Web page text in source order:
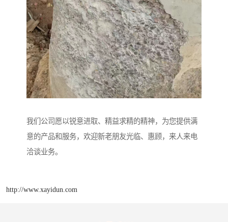
我们公司愿以锐意进取、精益求精的精神，为您提供满
意的产品和服务，欢迎新老朋友光临、惠顾，来人来电
洽谈业务。
http://www.xayidun.com